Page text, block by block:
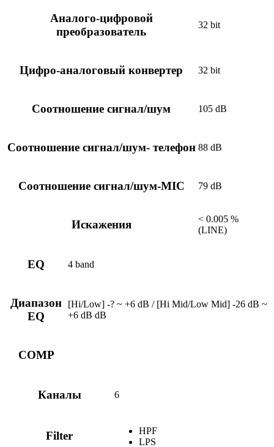
Аналого-цифровой
преобразователь
32 bit
Цифро-аналоговый конвертер 32 bit
Соотношение сигнал/шум 105 dB
Соотношение сигнал/шум- телефон 88 dB
Соотношение сигнал/шум-MIC 79 dB
Искажения
< 0.005 %
(LINE)
EQ 4 band
Диапазон
EQ
[Hi/Low] -? ~ +6 dB / [Hi Mid/Low Mid] -26 dB ~
+6 dB dB
COMP
Каналы 6
Filter
HPF
LPS